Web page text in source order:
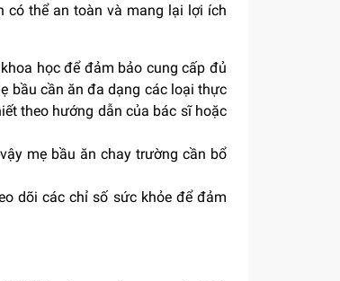
có thể an toàn và mang lại lợi ích
học để đảm bảo cung cấp đủ
bầu cần ăn đa dạng các loại thực
theo hướng dẫn của bác sĩ hoặc
mẹ bầu ăn chay trường cần bổ
dõi các chỉ số sức khỏe để đảm